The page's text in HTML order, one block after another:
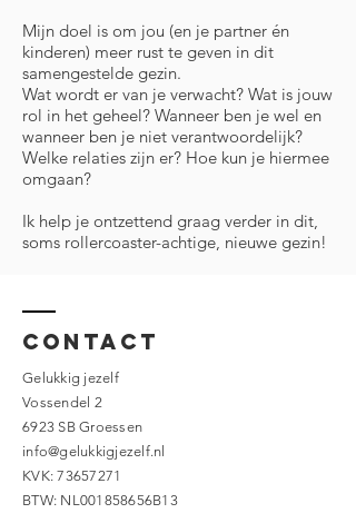
Mijn doel is om jou (en je partner én
kinderen) meer rust te geven in dit
samengestelde gezin.
Wat wordt er van je verwacht? Wat is jouw
rol in het geheel? Wanneer ben je wel en
wanneer ben je niet verantwoordelijk?
Welke relaties zijn er? Hoe kun je hiermee
omgaan?
Ik help je ontzettend graag verder in dit,
soms rollercoaster-achtige, nieuwe gezin!
Contact
Gelukkig jezelf
Vossendel 2
6923 SB Groessen
info@gelukkigjezelf.nl
KVK:73657271
BTW: NL001858656B13